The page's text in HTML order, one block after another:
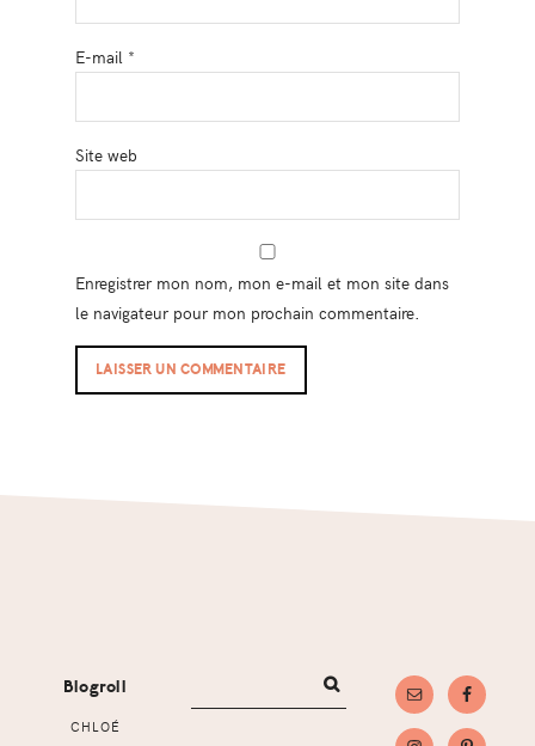
E-mail *
Site web
Enregistrer mon nom, mon e-mail et mon site dans
le navigateur pour mon prochain commentaire.
Blogroll
CHLOÉ